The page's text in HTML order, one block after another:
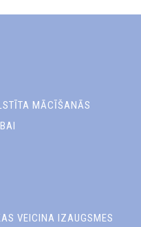
MĀCĪŠANĀS
VEICINA IZAUGSMES